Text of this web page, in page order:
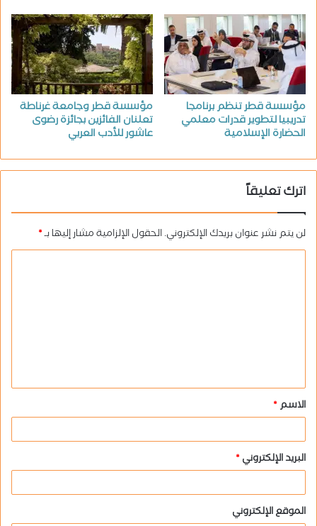
مؤسسة قطر تنظم برنامجا
تدريبيا لتطوير قدرات معلمي
الحضارة الإسلامية
مؤسسة قطر وجامعة غرناطة
تعلنان الفائزين بجائزة رضوى
عاشور للأدب العربي
اترك تعليقاً
لن يتم نشر عنوان بريدك الإلكتروني.الحقول الإلزامية مشار إليها بـ*
ق
*
الاسم*
البريد الإلكتروني*
الموقع الإلكتروني